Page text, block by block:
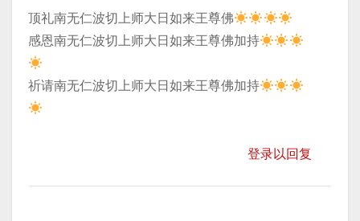
顶礼南无仁波切上师大日如来王尊佛
​感恩南无仁波切上师大日如来王尊佛加持
​祈请南无仁波切上师大日如来王尊佛加持
登录以回复